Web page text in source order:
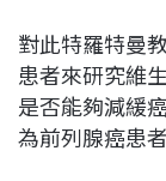
對此特羅特曼
患者來研究維
是否能夠減緩
為前列腺癌患